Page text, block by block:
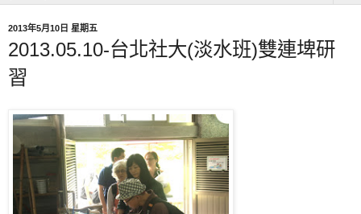
2013年5月10日 星期五
2013.05.10-台北社大(淡水班)雙連埤研
習